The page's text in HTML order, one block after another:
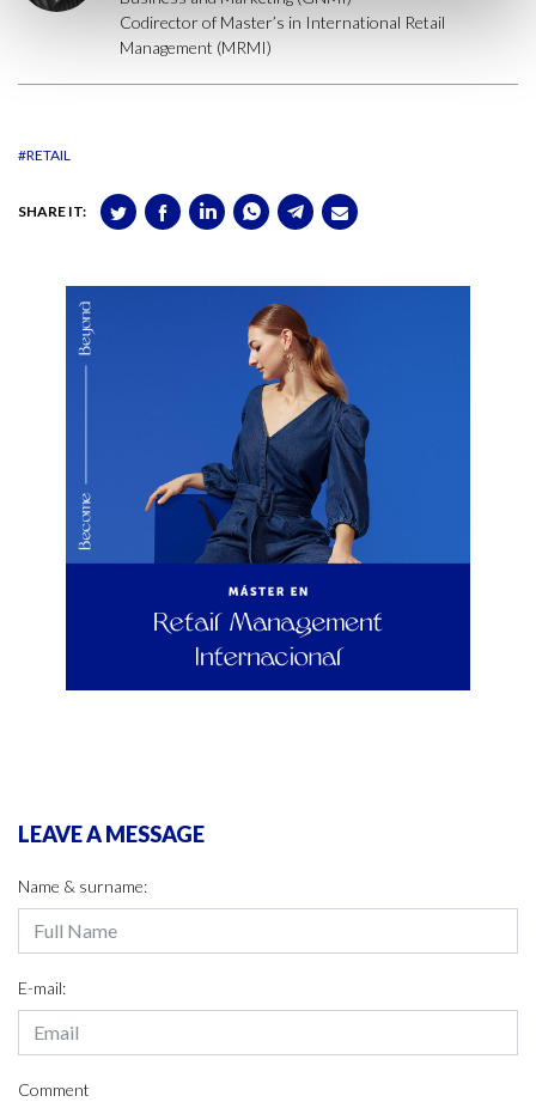
Codirector of Master’s in International Retail
Management (MRMI)
#RETAIL
SHARE IT:
LEAVE A MESSAGE
Name & surname:
E-mail:
Comment